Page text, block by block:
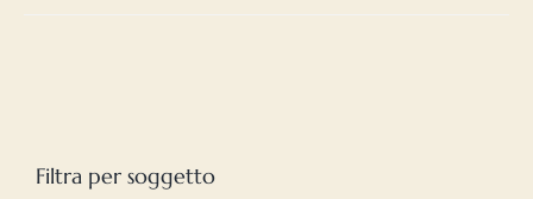
Filtra per soggetto